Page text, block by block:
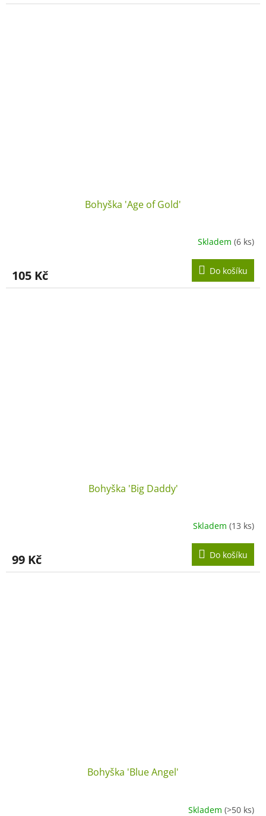
Bohyška 'Age of Gold'
Skladem (6 ks)
105 Kč Do košíku
Bohyška 'Big Daddy'
Skladem (13 ks)
99 Kč Do košíku
Bohyška 'Blue Angel'
Skladem (>50 ks)